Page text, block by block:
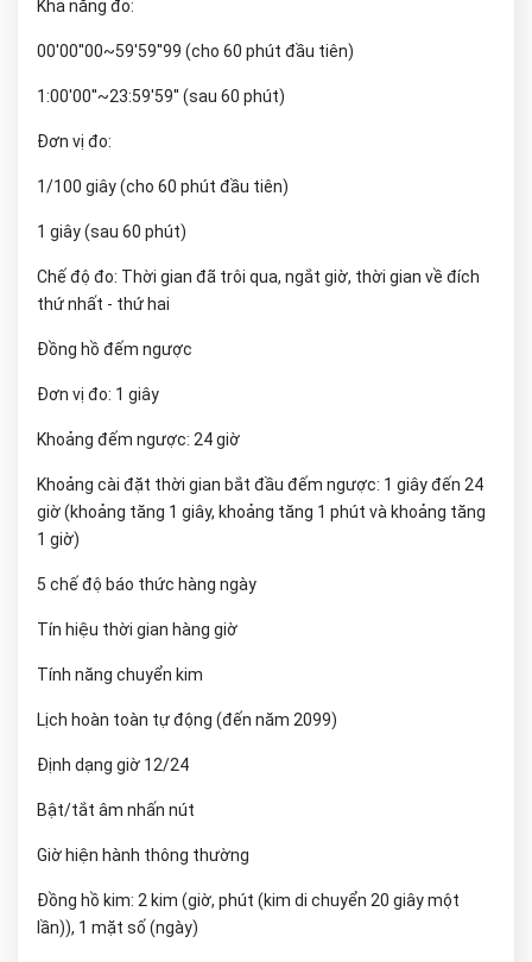
Khả năng đo:
00'00''00~59'59''99 (cho 60 phút đầu tiên)
1:00'00''~23:59'59'' (sau 60 phút)
Đơn vị đo:
1/100 giây (cho 60 phút đầu tiên)
1 giây (sau 60 phút)
Chế độ đo: Thời gian đã trôi qua, ngắt giờ, thời gian về đích
thứ nhất - thứ hai
Đồng hồ đếm ngược
Đơn vị đo: 1 giây
Khoảng đếm ngược: 24 giờ
Khoảng cài đặt thời gian bắt đầu đếm ngược: 1 giây đến 24
giờ (khoảng tăng 1 giây, khoảng tăng 1 phút và khoảng tăng
1 giờ)
5 chế độ báo thức hàng ngày
Tín hiệu thời gian hàng giờ
Tính năng chuyển kim
Lịch hoàn toàn tự động (đến năm 2099)
Định dạng giờ 12/24
Bật/tắt âm nhấn nút
Giờ hiện hành thông thường
Đồng hồ kim: 2 kim (giờ, phút (kim di chuyển 20 giây một
lần)), 1 mặt số (ngày)